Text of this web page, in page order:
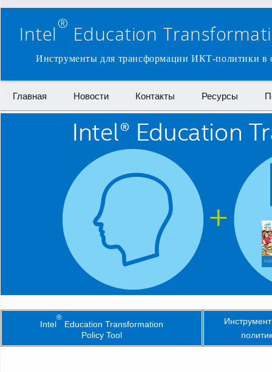
Intel® Education
Инструменты для трансформации ИКТ-политики в
Главная Новости Контакты Ресурсы
Intel
®
Education Transformation
Policy Tool